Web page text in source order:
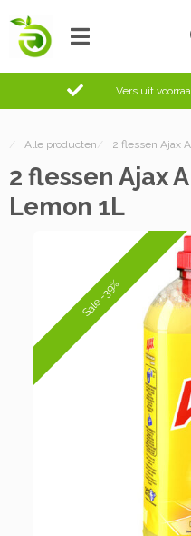
Vers uit
/ Alle producten / 2 flessen Ajax
2 flessen Ajax
Lemon 1L
Sale -39%